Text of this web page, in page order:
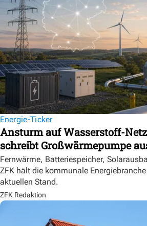
Energie-Ticker
Ansturm auf Wasserstoff-
schreibt Großwärmepumpe
Fernwärme, Batteriespeicher,
ZFK hält die kommunale
aktuellen Stand.
ZFK Redaktion